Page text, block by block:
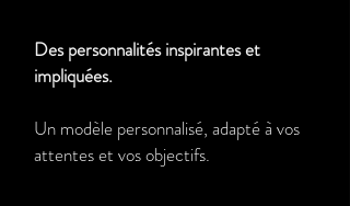
Des personnalités inspirantes et
impliquées.
Un modèle personnalisé, adapté à vos
attentes et vos objectifs.